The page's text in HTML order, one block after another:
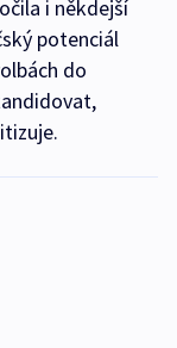
i někdejší
potenciál
do